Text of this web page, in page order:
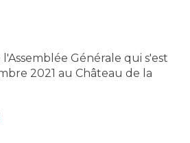
Générale qui s'est
2021 au Château de la